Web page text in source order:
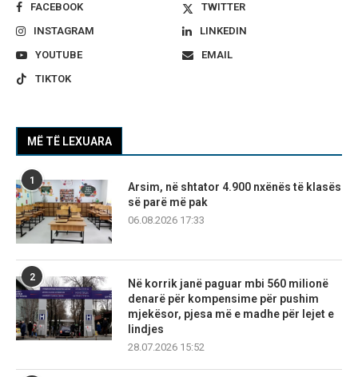
FACEBOOK
TWITTER
INSTAGRAM
LINKEDIN
YOUTUBE
EMAIL
TIKTOK
MË TË LEXUARA
1
Arsim, në shtator 4.900 nxënës të klasës
së parë më pak
06.08.2026 17:33
2
Në korrik janë paguar mbi 560 milionë
denarë për kompensime për pushim
mjekësor, pjesa më e madhe për lejet e
lindjes
28.07.2026 15:52